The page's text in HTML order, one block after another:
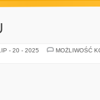
- 20 - 2025
MOŻLIWOŚĆ